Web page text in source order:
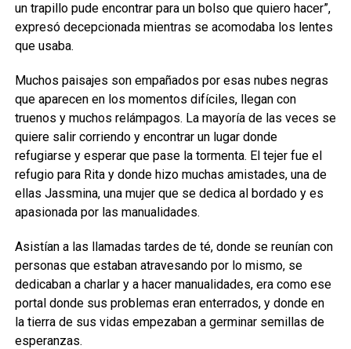
un trapillo pude encontrar para un bolso que quiero hacer”,
expresó decepcionada mientras se acomodaba los lentes
que usaba.
Muchos paisajes son empañados por esas nubes negras
que aparecen en los momentos difíciles, llegan con
truenos y muchos relámpagos. La mayoría de las veces se
quiere salir corriendo y encontrar un lugar donde
refugiarse y esperar que pase la tormenta. El tejer fue el
refugio para Rita y donde hizo muchas amistades, una de
ellas Jassmina, una mujer que se dedica al bordado y es
apasionada por las manualidades.
Asistían a las llamadas tardes de té, donde se reunían con
personas que estaban atravesando por lo mismo, se
dedicaban a charlar y a hacer manualidades, era como ese
portal donde sus problemas eran enterrados, y donde en
la tierra de sus vidas empezaban a germinar semillas de
esperanzas.